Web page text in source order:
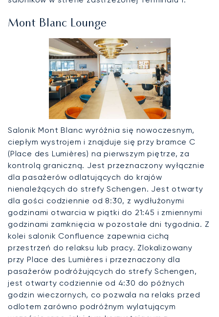
Mont Blanc Lounge
Salonik Mont Blanc wyróżnia się nowoczesnym,
ciepłym wystrojem i znajduje się przy bramce C
(Place des Lumières) na pierwszym piętrze, za
kontrolą graniczną. Jest przeznaczony wyłącznie
dla pasażerów odlatujących do krajów
nienależących do strefy Schengen. Jest otwarty
dla gości codziennie od 8:30, z wydłużonymi
godzinami otwarcia w piątki do 21:45 i zmiennymi
godzinami zamknięcia w pozostałe dni tygodnia. Z
kolei salonik Confluence zapewnia cichą
przestrzeń do relaksu lub pracy. Zlokalizowany
przy Place des Lumières i przeznaczony dla
pasażerów podróżujących do strefy Schengen,
jest otwarty codziennie od 4:30 do późnych
godzin wieczornych, co pozwala na relaks przed
odlotem zarówno podróżnym wylatującym